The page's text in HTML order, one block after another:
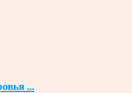
...